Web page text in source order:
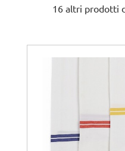
16 altri prodotti